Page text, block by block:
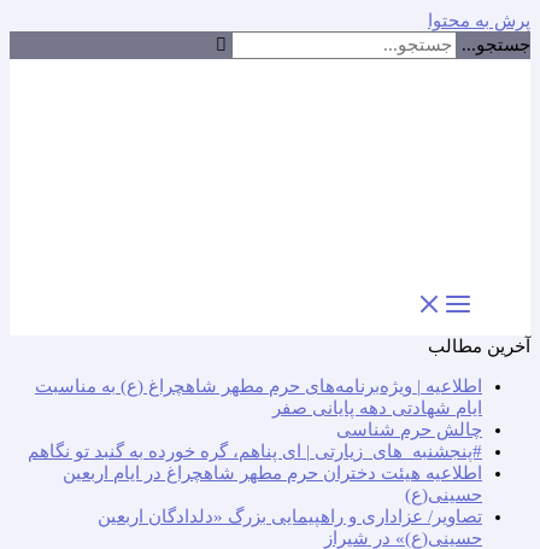
پرش به محتوا
جستجو...
آخرین مطالب
اطلاعیه | ویژه‌برنامه‌های حرم مطهر شاهچراغ (ع) به مناسبت
ایام شهادتی دهه پایانی صفر
چالش حرم شناسی
#پنجشنبه_های_زیارتی | ای پناهم، گره خورده به گنبد تو نگاهم
اطلاعیه هیئت دختران حرم مطهر شاهچراغ در ایام اربعین
حسینی(ع)
تصاویر/ عزاداری و راهپیمایی بزرگ «دلدادگان اربعین
حسینی(ع)» در شیراز